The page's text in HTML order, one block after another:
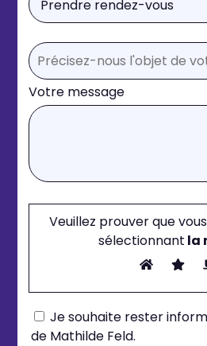
Votre message
Veuillez prouver que
sélectionnant la
Je souhaite rester
de Mathilde Feld.